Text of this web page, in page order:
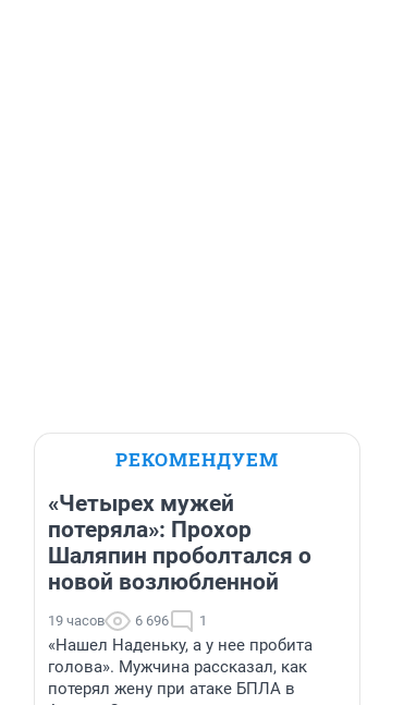
РЕКОМЕНДУЕМ
«Четырех мужей
потеряла»: Прохор
Шаляпин проболтался о
новой возлюбленной
19 часов 6 696 1
«Нашел Наденьку, а у нее пробита
голова». Мужчина рассказал, как
потерял жену при атаке БПЛА в